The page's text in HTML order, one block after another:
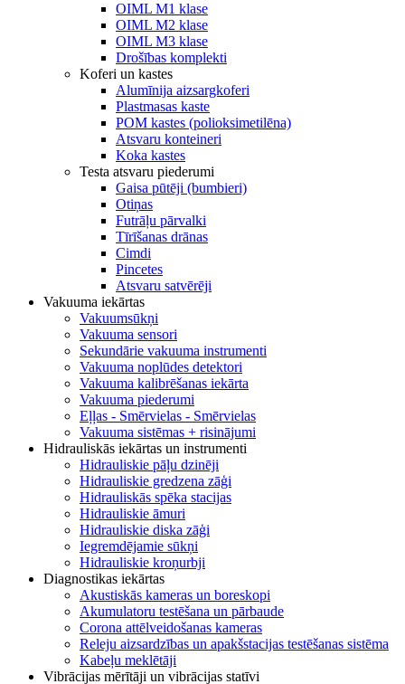
OIML M1 klase
OIML M2 klase
OIML M3 klase
Drošības komplekti
Koferi un kastes
Alumīnija aizsargkoferi
Plastmasas kaste
POM kastes (polioksimetilēna)
Atsvaru konteineri
Koka kastes
Testa atsvaru piederumi
Gaisa pūtēji (bumbieri)
Otiņas
Futrāļu pārvalki
Tīrīšanas drānas
Cimdi
Pincetes
Atsvaru satvērēji
Vakuuma iekārtas
Vakuumsūkņi
Vakuuma sensori
Sekundārie vakuuma instrumenti
Vakuuma noplūdes detektori
Vakuuma kalibrēšanas iekārta
Vakuuma piederumi
Eļļas - Smērvielas - Smērvielas
Vakuuma sistēmas + risinājumi
Hidrauliskās iekārtas un instrumenti
Hidrauliskie pāļu dzinēji
Hidrauliskie gredzena zāģi
Hidrauliskās spēka stacijas
Hidrauliskie āmuri
Hidrauliskie diska zāģi
Iegremdējamie sūkņi
Hidrauliskie kroņurbji
Diagnostikas iekārtas
Akustiskās kameras un boreskopi
Akumulatoru testēšana un pārbaude
Corona attēlveidošanas kameras
Releju aizsardzības un apakšstacijas testēšanas sistēma
Kabeļu meklētāji
Vibrācijas mērītāji un vibrācijas statīvi